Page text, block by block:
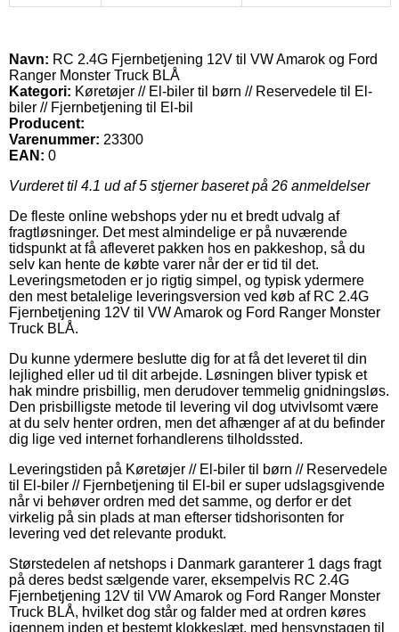
Navn: RC 2.4G Fjernbetjening 12V til VW Amarok og Ford
Ranger Monster Truck BLÅ
Kategori: Køretøjer // El-biler til børn // Reservedele til El-
biler // Fjernbetjening til El-bil
Producent:
Varenummer: 23300
EAN: 0
Vurderet til 4.1 ud af 5 stjerner baseret på 26 anmeldelser
De fleste online webshops yder nu et bredt udvalg af
fragtløsninger. Det mest almindelige er på nuværende
tidspunkt at få afleveret pakken hos en pakkeshop, så du
selv kan hente de købte varer når der er tid til det.
Leveringsmetoden er jo rigtig simpel, og typisk ydermere
den mest betalelige leveringsversion ved køb af RC 2.4G
Fjernbetjening 12V til VW Amarok og Ford Ranger Monster
Truck BLÅ.
Du kunne ydermere beslutte dig for at få det leveret til din
lejlighed eller ud til dit arbejde. Løsningen bliver typisk et
hak mindre prisbillig, men derudover temmelig gnidningsløs.
Den prisbilligste metode til levering vil dog utvivlsomt være
at du selv henter ordren, men det afhænger af at du befinder
dig lige ved internet forhandlerens tilholdssted.
Leveringstiden på Køretøjer // El-biler til børn // Reservedele
til El-biler // Fjernbetjening til El-bil er super udslagsgivende
når vi behøver ordren med det samme, og derfor er det
virkelig på sin plads at man efterser tidshorisonten for
levering ved det relevante produkt.
Størstedelen af netshops i Danmark garanterer 1 dags fragt
på deres bedst sælgende varer, eksempelvis RC 2.4G
Fjernbetjening 12V til VW Amarok og Ford Ranger Monster
Truck BLÅ, hvilket dog står og falder med at ordren køres
igennem inden et bestemt klokkeslæt, med hensynstagen til